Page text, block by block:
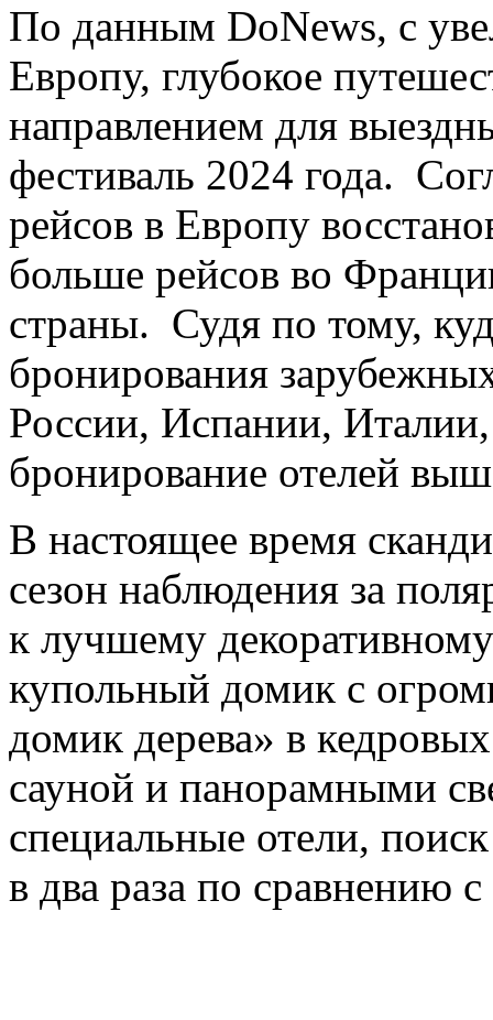
По данным DoNews, с
Европу, глубокое
направлением для
фестиваль 2024 года.
рейсов в Европу
больше рейсов во
страны. Судя по тому,
бронирования
России, Испании,
бронирование отелей
В настоящее время
сезон наблюдения за
к лучшему
купольный домик с
домик дерева» в
сауной и панорамными
специальные отели,
в два раза по сравнению